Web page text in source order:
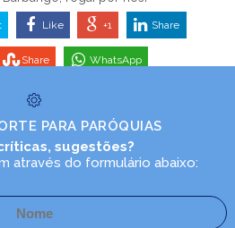
Like +1 Share
Share WhatsApp
PARA PARÓQUIAS
sugestões?
através do formulário abaixo: